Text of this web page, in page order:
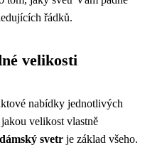
řádků.
velikosti
nabídky jednotlivých
velikost vlastně
svetr je základ všeho.